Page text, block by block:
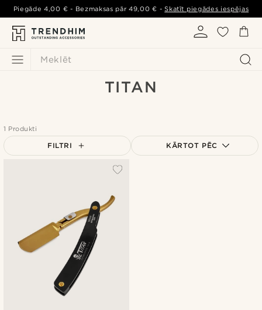
Meklēt
Piegāde4,00 € - Bezmaksas pār49,00 € -Skatīt piegādes iespējas
TITAN
1 Produkti
FILTRI KĀRTOT PĒC